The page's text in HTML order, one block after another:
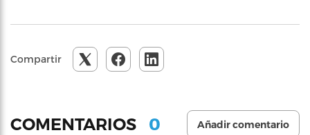
Compartir
COMENTARIOS 0 Añadir comentario